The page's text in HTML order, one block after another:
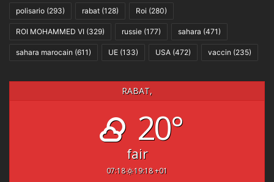
polisario (293) rabat (128) Roi (280)
ROI MOHAMMED VI (329) russie (177) sahara (471)
sahara marocain (611) UE (133) USA (472) vaccin (235)
RABAT,
20°
fair
07:18 19:18 +01